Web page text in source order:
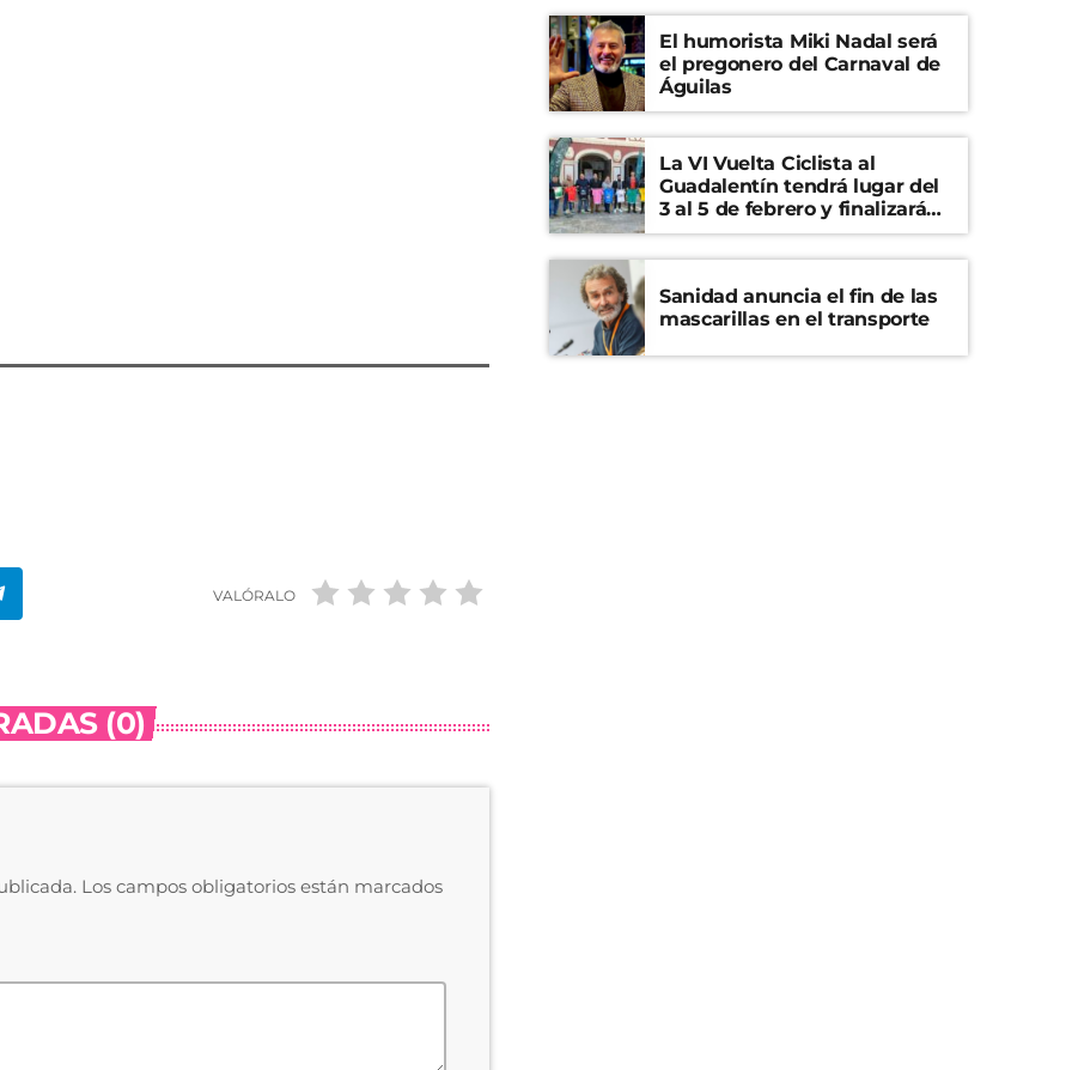
VALÓRALO
(0)
Los campos obligatorios están marcados
El humorista Miki Nadal será
el pregonero del Carnaval de
Águilas
La VI Vuelta Ciclista al
Guadalentín tendrá lugar del
3 al 5 de febrero y finalizará
en el Castillo de Lorca
Sanidad anuncia el fin de las
mascarillas en el transporte